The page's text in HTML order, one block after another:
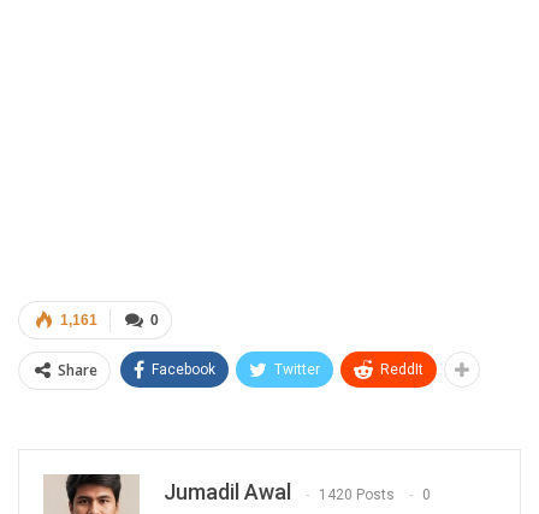
0
1,161
Share Facebook Twitter ReddIt
Jumadil Awal 1420 Posts 0